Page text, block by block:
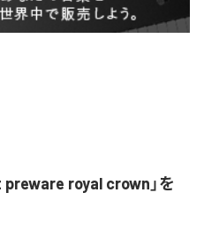
royal crown」を